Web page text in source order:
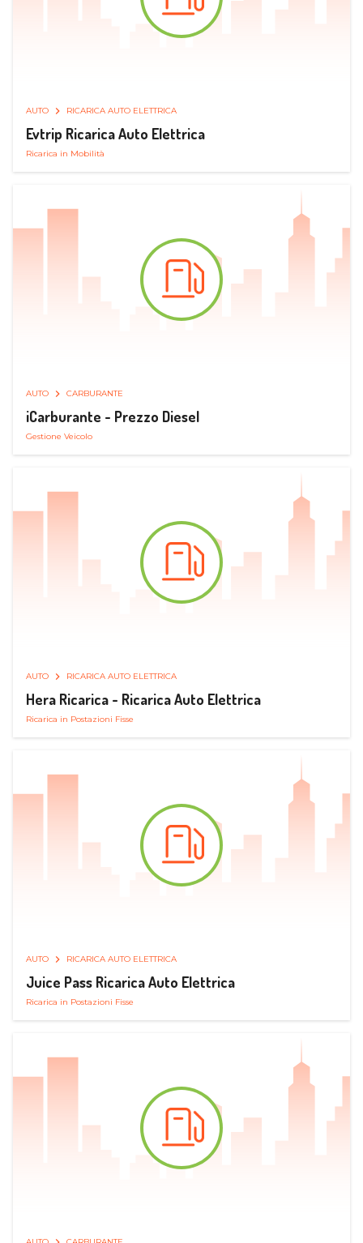
AUTO RICARICA AUTO ELETTRICA
Evtrip Ricarica Auto Elettrica
Ricarica in Mobilità
AUTO CARBURANTE
iCarburante - Prezzo Diesel
Gestione Veicolo
AUTO RICARICA AUTO ELETTRICA
Hera Ricarica - Ricarica Auto Elettrica
Ricarica in Postazioni Fisse
AUTO RICARICA AUTO ELETTRICA
Juice Pass Ricarica Auto Elettrica
Ricarica in Postazioni Fisse